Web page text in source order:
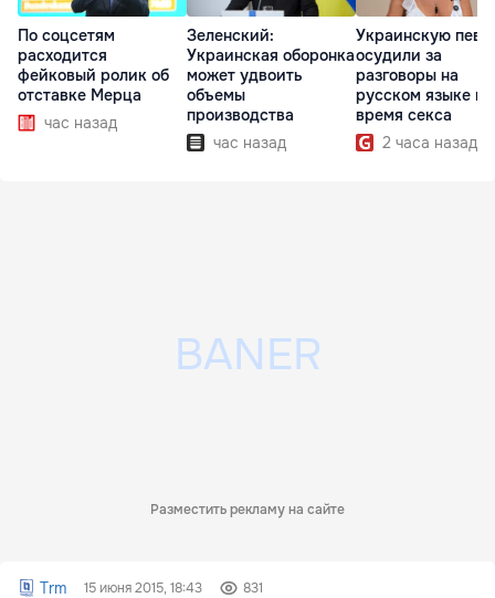
По соцсетям
расходится
фейковый ролик об
отставке Мерца
час назад
Зеленский:
Украинская оборонка
может удвоить
объемы
производства
час назад
Украинскую
осудили за
разговоры на
русском языке во
время секса
2 часа назад
Разместить рекламу на сайте
Trm 15 июня 2015, 18:43 831